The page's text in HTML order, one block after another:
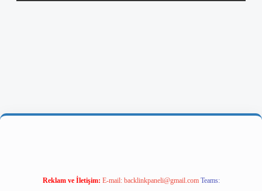
ilbetgir.net/betexper yeni giriş
Reklam ve İletişim: E-mail: backlinkpaneli@gmail.com Teams: